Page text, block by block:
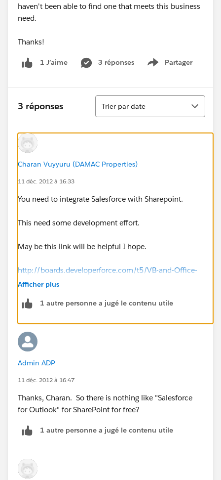
haven't been able to find one that meets this business
need.
Thanks!
1 J’aime 3 réponses Partager
Show menu
3 réponses
Tri
Trier par date
Charan Vuyyuru (DAMAC Properties)
11 déc. 2012 à 16:33
You need to integrate Salesforce with Sharepoint.
This need some development effort.
May be this link will be helpful I hope.
http://boards.developerforce.com/t5/VB-and-Office-
Development/Sharepoint-Salesforce-Integration-
Afficher plus
1 autre personne a jugé le contenu utile
Admin ADP
11 déc. 2012 à 16:47
Thanks, Charan. So there is nothing like "Salesforce
for Outlook" for SharePoint for free?
1 autre personne a jugé le contenu utile